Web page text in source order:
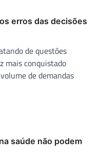
erros das decisões
de questões
mais conquistado
de demandas
saúde não podem